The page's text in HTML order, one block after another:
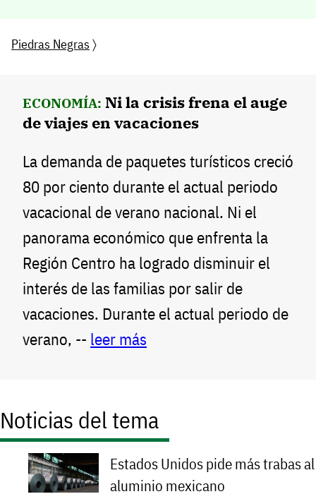
Piedras Negras 〉
ECONOMÍA: Ni la crisis frena el auge
de viajes en vacaciones
La demanda de paquetes turísticos creció
80 por ciento durante el actual periodo
vacacional de verano nacional. Ni el
panorama económico que enfrenta la
Región Centro ha logrado disminuir el
interés de las familias por salir de
vacaciones. Durante el actual periodo de
verano, -- leer más
Noticias del tema
Estados Unidos pide más trabas al
aluminio mexicano